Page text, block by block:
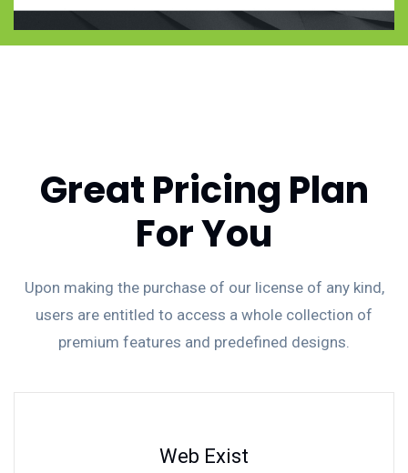
Great Pricing Plan
For You
Upon making the purchase of our license of any kind,
users are entitled to access a whole collection of
premium features and predefined designs.
Web Exist